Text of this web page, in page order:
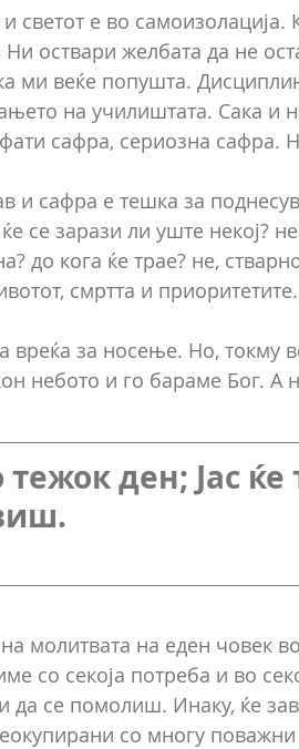
светот е во
оствари желбата да не
ми веќе попушта.
на училиштата. Сака и
сафра, сериозна сафра.
и сафра е тешка за
зарази ли уште некој?
до кога ќе трае? не,
смртта и приоритетите.
за носење. Но, токму
небото и го бараме Бог. А
ден; Јас
молитвата на еден човек
со секоја потреба и во
да се помолиш. Инаку, ќе
со многу